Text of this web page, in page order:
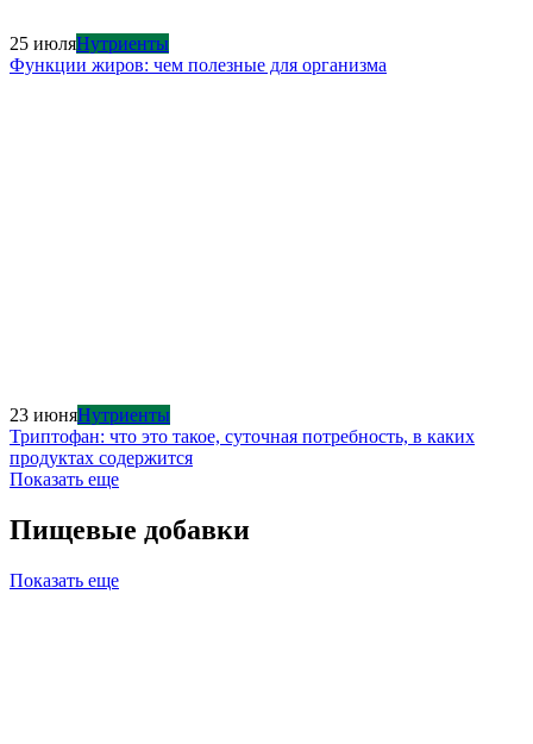
25 июляНутриенты
Функции жиров: чем полезные для организма
23 июняНутриенты
Триптофан: что это такое, суточная потребность, в каких
продуктах содержится
Показать еще
Пищевые добавки
Показать еще